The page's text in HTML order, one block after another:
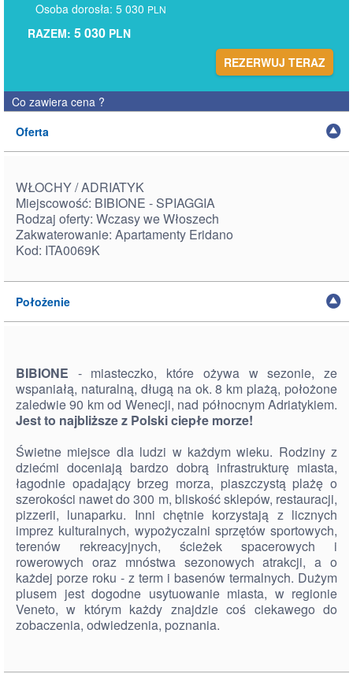
Osoba dorosła: 5 030 PLN
RAZEM: 5 030 PLN
REZERWUJ TERAZ
Co zawiera cena ?
Oferta
WŁOCHY / ADRIATYK
Miejscowość: BIBIONE - SPIAGGIA
Rodzaj oferty: Wczasy we Włoszech
Zakwaterowanie: Apartamenty Eridano
Kod: ITA0069K
Położenie
BIBIONE - miasteczko, które ożywa w sezonie, ze
wspaniałą, naturalną, długą na ok. 8 km plażą, położone
zaledwie 90 km od Wenecji, nad północnym Adriatykiem.
Jest to najbliższe z Polski ciepłe morze!
Świetne miejsce dla ludzi w każdym wieku. Rodziny z
dziećmi doceniają bardzo dobrą infrastrukturę miasta,
łagodnie opadający brzeg morza, piaszczystą plażę o
szerokości nawet do 300 m, bliskość sklepów, restauracji,
pizzerii, lunaparku. Inni chętnie korzystają z licznych
imprez kulturalnych, wypożyczalni sprzętów sportowych,
terenów rekreacyjnych, ścieżek spacerowych i
rowerowych oraz mnóstwa sezonowych atrakcji, a o
każdej porze roku - z term i basenów termalnych. Dużym
plusem jest dogodne usytuowanie miasta, w regionie
Veneto, w którym każdy znajdzie coś ciekawego do
zobaczenia, odwiedzenia, poznania.